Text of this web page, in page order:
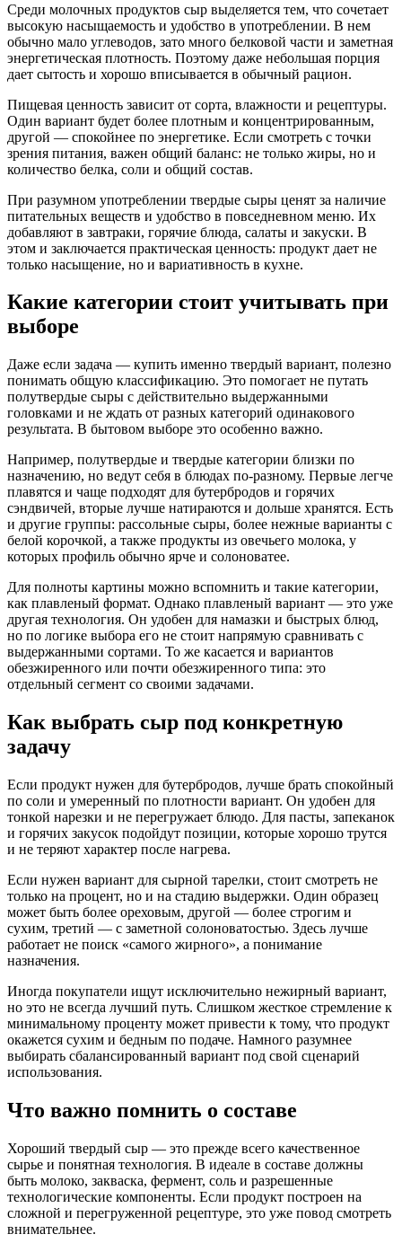
Среди молочных продуктов сыр выделяется тем, что сочетает
высокую насыщаемость и удобство в употреблении. В нем
обычно мало углеводов, зато много белковой части и заметная
энергетическая плотность. Поэтому даже небольшая порция
дает сытость и хорошо вписывается в обычный рацион.
Пищевая ценность зависит от сорта, влажности и рецептуры.
Один вариант будет более плотным и концентрированным,
другой — спокойнее по энергетике. Если смотреть с точки
зрения питания, важен общий баланс: не только жиры, но и
количество белка, соли и общий состав.
При разумном употреблении твердые сыры ценят за наличие
питательных веществ и удобство в повседневном меню. Их
добавляют в завтраки, горячие блюда, салаты и закуски. В
этом и заключается практическая ценность: продукт дает не
только насыщение, но и вариативность в кухне.
Какие категории стоит учитывать при
выборе
Даже если задача — купить именно твердый вариант, полезно
понимать общую классификацию. Это помогает не путать
полутвердые сыры с действительно выдержанными
головками и не ждать от разных категорий одинакового
результата. В бытовом выборе это особенно важно.
Например, полутвердые и твердые категории близки по
назначению, но ведут себя в блюдах по-разному. Первые легче
плавятся и чаще подходят для бутербродов и горячих
сэндвичей, вторые лучше натираются и дольше хранятся. Есть
и другие группы: рассольные сыры, более нежные варианты с
белой корочкой, а также продукты из овечьего молока, у
которых профиль обычно ярче и солоноватее.
Для полноты картины можно вспомнить и такие категории,
как плавленый формат. Однако плавленый вариант — это уже
другая технология. Он удобен для намазки и быстрых блюд,
но по логике выбора его не стоит напрямую сравнивать с
выдержанными сортами. То же касается и вариантов
обезжиренного или почти обезжиренного типа: это
отдельный сегмент со своими задачами.
Как выбрать сыр под конкретную
задачу
Если продукт нужен для бутербродов, лучше брать спокойный
по соли и умеренный по плотности вариант. Он удобен для
тонкой нарезки и не перегружает блюдо. Для пасты, запеканок
и горячих закусок подойдут позиции, которые хорошо трутся
и не теряют характер после нагрева.
Если нужен вариант для сырной тарелки, стоит смотреть не
только на процент, но и на стадию выдержки. Один образец
может быть более ореховым, другой — более строгим и
сухим, третий — с заметной солоноватостью. Здесь лучше
работает не поиск «самого жирного», а понимание
назначения.
Иногда покупатели ищут исключительно нежирный вариант,
но это не всегда лучший путь. Слишком жесткое стремление к
минимальному проценту может привести к тому, что продукт
окажется сухим и бедным по подаче. Намного разумнее
выбирать сбалансированный вариант под свой сценарий
использования.
Что важно помнить о составе
Хороший твердый сыр — это прежде всего качественное
сырье и понятная технология. В идеале в составе должны
быть молоко, закваска, фермент, соль и разрешенные
технологические компоненты. Если продукт построен на
сложной и перегруженной рецептуре, это уже повод смотреть
внимательнее.